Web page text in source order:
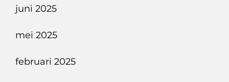
juni 2025
mei 2025
februari 2025